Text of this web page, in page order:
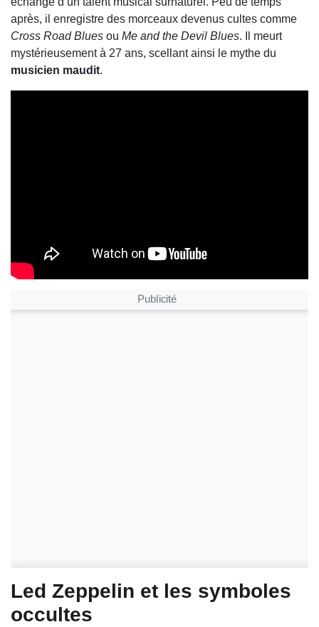
après, il enregistre des morceaux devenus cultes comme
Cross Road Blues ou Me and the Devil Blues. Il meurt
mystérieusement à 27 ans, scellant ainsi le mythe du
musicien maudit.
Publicité
Led Zeppelin et les symboles
occultes